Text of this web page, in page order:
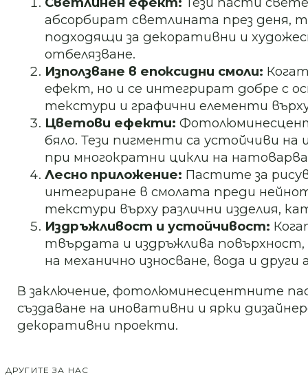
абсорбират светлината през деня,
подходящи за декоративни и
отбелязване.
Използване в епоксидни смоли:
ефект, но и се интегрират добре с
текстури и графични елементи
Цветови ефекти:
бяло. Тези пигменти са устойчиви на
при многократни цикли на
Лесно приложение: Пастите за
интегриране в смолата преди
текстури върху различни изделия,
Издръжливост и устойчивост:
твърдата и издръжлива
на механично износване, вода и
В заключение, фотолюминесцентните
създаване на иновативни и ярки
декоративни проекти.
ДРУГИТЕ ЗА НАС